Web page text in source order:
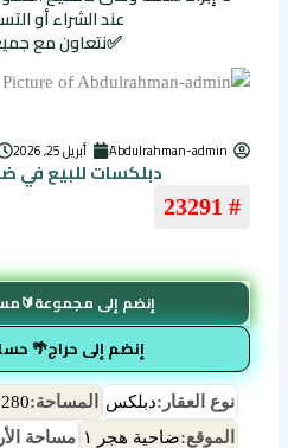
عند الشراء أو
✅نتعاون مع
Abdulrahman-admin أبريل 25, 2026
دبلكسات للبيع في
# 23291
إنضم إلى
إنضم إلى حراج🌴
نوع العقار:دبلكس المساحة:280
الموقع:ضاحية هجر ١ مساحة